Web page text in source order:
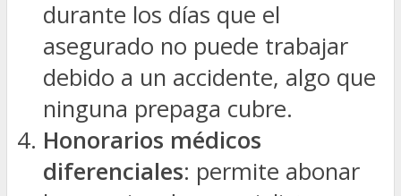
durante los días que el
asegurado no puede trabajar
debido a un accidente, algo que
ninguna prepaga cubre.
Honorarios médicos
diferenciales: permite abonar